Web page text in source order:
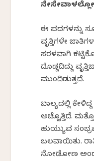
ಈ ಪದಗಳನ್ನು
ವೃತ್ತಿಗಳೇ
ಸರಳವಾಗಿ
ದೊಡ್ಡದಿದ್ದು
ಮುಂದಿಡುತ್ತದೆ.
ಬಾಲ್ಯದಲ್ಲಿ
ಅಚ್ಚೊತ್ತಿದೆ.
ಹುಯ್ಯುವ
ಬಲವಾಯಿತು.
ನೋಡೋಣ